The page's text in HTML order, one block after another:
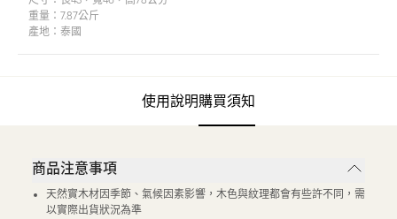
重量： 7.87公斤
產地： 泰國
使用說明購買須知
商品注意事項
天然實木材因季節、氣候因素影響，木色與紋理都會有些許不同，需
以實際出貨狀況為準